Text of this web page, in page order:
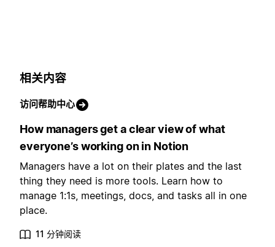
相关内容
访问帮助中心
How managers get a clear view of what
everyone’s working on in Notion
Managers have a lot on their plates and the last
thing they need is more tools. Learn how to
manage 1:1s, meetings, docs, and tasks all in one
place.
11 分钟阅读